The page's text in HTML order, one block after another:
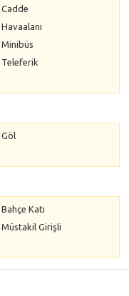
Cadde
Havaalanı
Minibüs
Teleferik
Göl
Bahçe Katı
Müstakil Girişli